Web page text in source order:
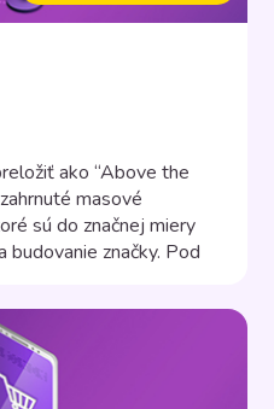
ako “Above the
masové
sú do značnej miery
budovanie značky. Pod
skupinu. Médiá
kto k nim má prístup.